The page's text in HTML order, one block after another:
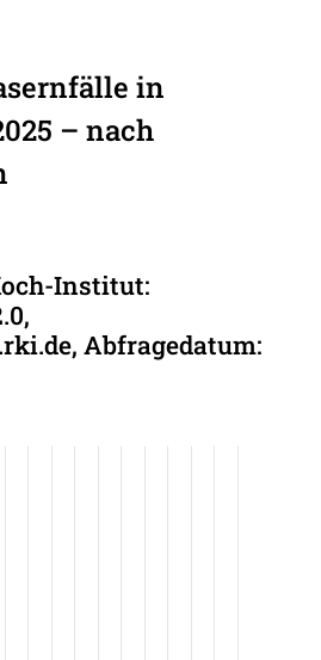
in
– nach
Institut:
Abfragedatum: